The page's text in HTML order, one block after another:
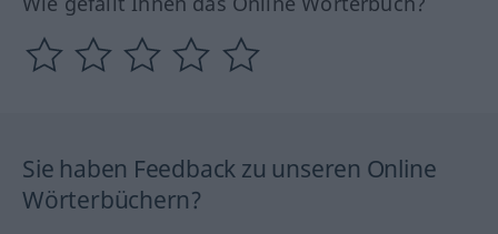
Sie haben Feedback zu unseren Online
Wörterbüchern?